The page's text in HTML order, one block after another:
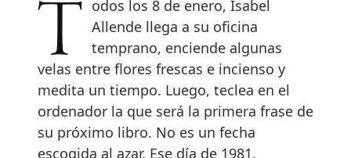
Todos los 8 de enero, Isabel Allende llega a su oficina
temprano, enciende algunas
velas entre flores frescas e incienso y
medita un tiempo. Luego, teclea en el
ordenador la que será la primera frase de
su próximo libro. No es un fecha
escogida al azar. Ese día de 1981,